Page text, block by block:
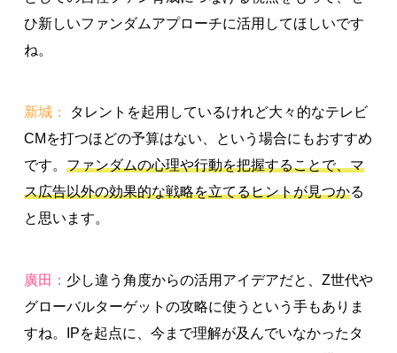
ひ新しいファンダムアプローチに活用してほしいです
ね。
新城：
タレントを起用しているけれど大々的なテレビ
CMを打つほどの予算はない、という場合にもおすすめ
です。 ファンダムの心理や行動を把握することで、マ
ス広告以外の効果的な戦略を立てるヒントが見つかる
と思います。
廣田： 少し違う角度からの活用アイデアだと、Z世代や
グローバルターゲットの攻略に使うという手もありま
すね。IPを起点に、今まで理解が及んでいなかったタ